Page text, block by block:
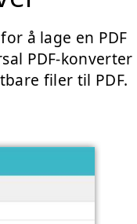
å lage en PDF
PDF-konverter
filer til PDF.